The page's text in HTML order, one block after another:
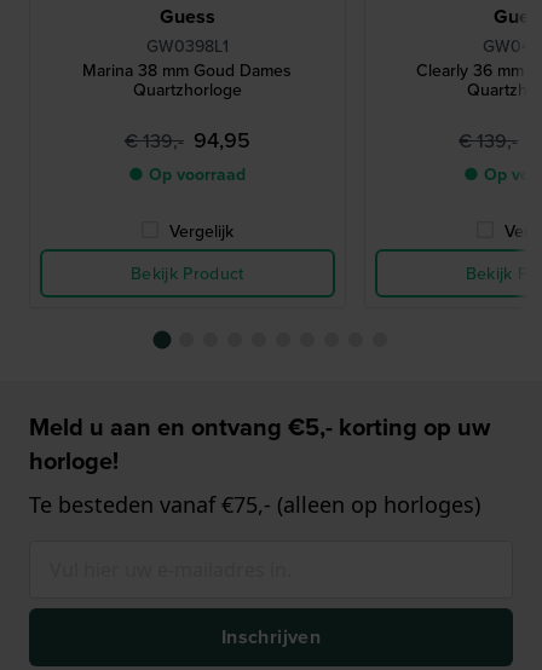
Guess
GW0398L1
Marina 38 mm Goud Dames
Quartzhorloge
€ 139,- 94,95
● Op voorraad
Vergelijk
Bekijk Product
Clearly 36 mm
€ 139,-
● Op
Bekijk
Meld u aan en ontvang €5,- korting op uw
horloge!
Te besteden vanaf €75,- (alleen op horloges)
Inschrijven